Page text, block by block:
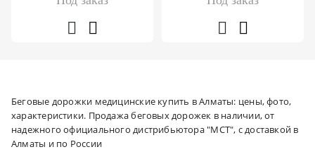
Беговые дорожки медицинские купить в Алматы: цены, фото,
характеристики. Продажа беговых дорожек в наличии, от
надежного официального дистрибьютора "МСТ", с доставкой в
Алматы и по России